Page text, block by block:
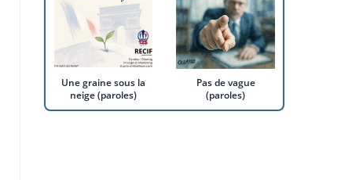
Une graine sous la
neige (paroles)
Pas de vague
(paroles)